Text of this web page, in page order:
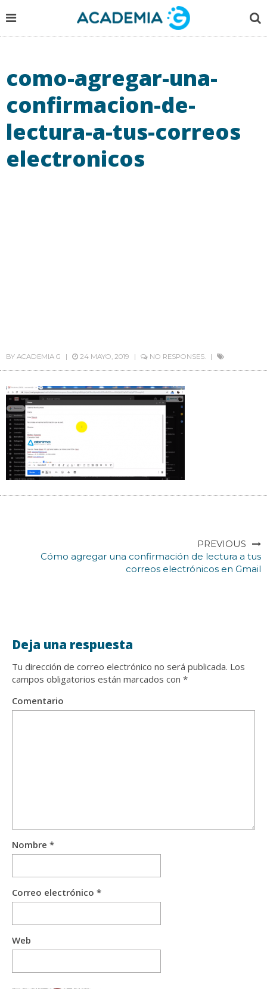
como-agregar-una-
confirmacion-de-
lectura-a-tus-correos
electronicos
BY ACADEMIA G 24 MAYO, 2019 NO RESPONSES.
PREVIOUS
Cómo agregar una confirmación de lectura a tus
correos electrónicos en Gmail
Deja una respuesta
Tu dirección de correo electrónico no será publicada. Los
campos obligatorios están marcados con *
Comentario
Nombre *
Correo electrónico *
Web